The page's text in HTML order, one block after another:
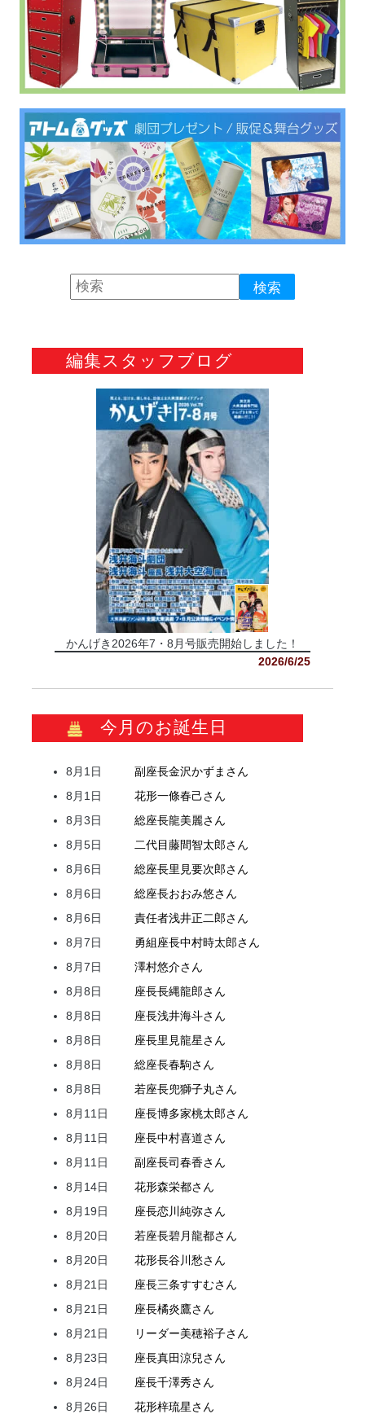
編集スタッフブログ
かんげき2026年7・8月号販売開始しました！
2026/6/25
今月のお誕生日
8月1日 副座長金沢かずま さん
8月1日
花形一條春己さん
8月3日
総座長龍美麗さん
8月5日
二代目藤間智太郎さん
8月6日
総座長里見要次郎さん
8月6日
総座長おおみ悠さん
8月6日
責任者浅井正二郎さん
8月7日
勇組座長中村時太郎さん
8月7日
澤村悠介さん
8月8日
座長長縄龍郎さん
8月8日
座長浅井海斗さん
8月8日
座長里見龍星さん
8月8日
総座長春駒さん
8月8日
若座長兜獅子丸さん
8月11日
座長博多家桃太郎さん
8月11日
座長中村喜道さん
8月11日
副座長司春香さん
8月14日
花形森栄都さん
8月19日
座長恋川純弥さん
8月20日
若座長碧月龍都さん
8月20日
花形長谷川愁さん
8月21日
座長三条すすむさん
8月21日
座長橘炎鷹さん
8月21日
リーダー美穂裕子さん
8月23日
座長真田涼兒さん
8月24日
座長千澤秀さん
8月26日
花形梓琉星さん